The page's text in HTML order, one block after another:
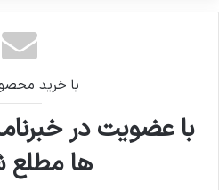
با خرید
با عضویت در
ها مطلع